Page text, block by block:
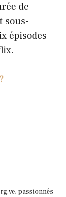
de
sous-
épisodes
passionnés